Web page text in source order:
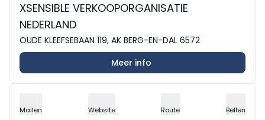
XSENSIBLE VERKOOPORGANISATIE
NEDERLAND
OUDE KLEEFSEBAAN 119, AK BERG-EN-DAL 6572
Meer info
Mailen Website Route Bellen